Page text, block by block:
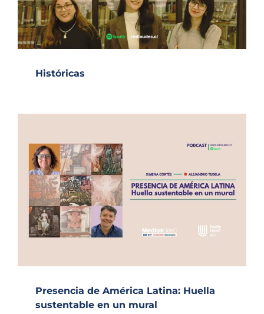
Históricas
Presencia de América Latina: Huella
sustentable en un mural